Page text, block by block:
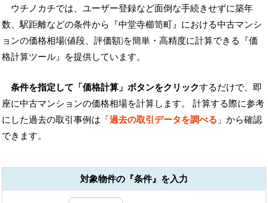
ウチノカチでは、ユーザー登録など面倒な手続きせずに築年
数、駅距離などの条件から『中堂寺櫛笥町』における中古マンシ
ョンの価格相場(値段、評価額)を簡単・高精度に計算できる『価
格計算ツール』を提供しています。
条件を指定して「価格計算」ボタンをクリックするだけで、即
座に中古マンションの価格相場を計算します。 計算する際に参考
にした過去の取引事例は「過去の取引データを調べる 」から確認
できます。
対象物件の『条件』を入力